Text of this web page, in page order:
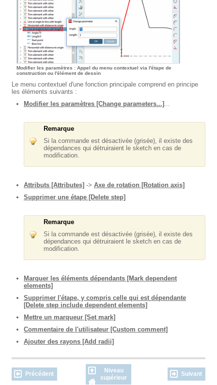
Modifier les paramètres : Appel du menu contextuel via l'étape de
construction ou l'élément de dessin
Le menu contextuel d'une fonction principale comprend en principe
les éléments suivants :
Modifier les paramètres [Change parameters...] ...
Remarque
Si la commande est désactivée (grisée), il existe des
dépendances qui détruiraient le sketch en cas de
modification.
Attributs [Attributes] -> Axe de rotation [Rotation axis]
Supprimer une étape [Delete step]
Remarque
Si la commande est désactivée (grisée), il existe des
dépendances qui détruiraient le sketch en cas de
modification.
Marquer les éléments dépendants [Mark dependent
elements]
Supprimer l'étape, y compris celle qui est dépendante
[Delete step include dependent elements]
Mettre un marqueur [Set mark]
Commentaire de l'utilisateur [Custom comment]
Ajouter des rayons [Add radii]
Précédent
Niveau
supérieur
Suivant